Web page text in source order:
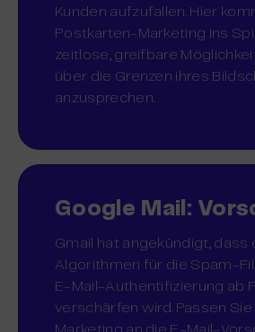
Kunden aufzufallen. Hier
Postkarten-Marketing ins
zeitlose, greifbare
über die Grenzen ihres
anzusprechen.
Google Mail:
Gmail hat angekündigt, dass
Algorithmen für die Spam-
E-Mail-Authentifizierung ab
verschärfen wird. Passen